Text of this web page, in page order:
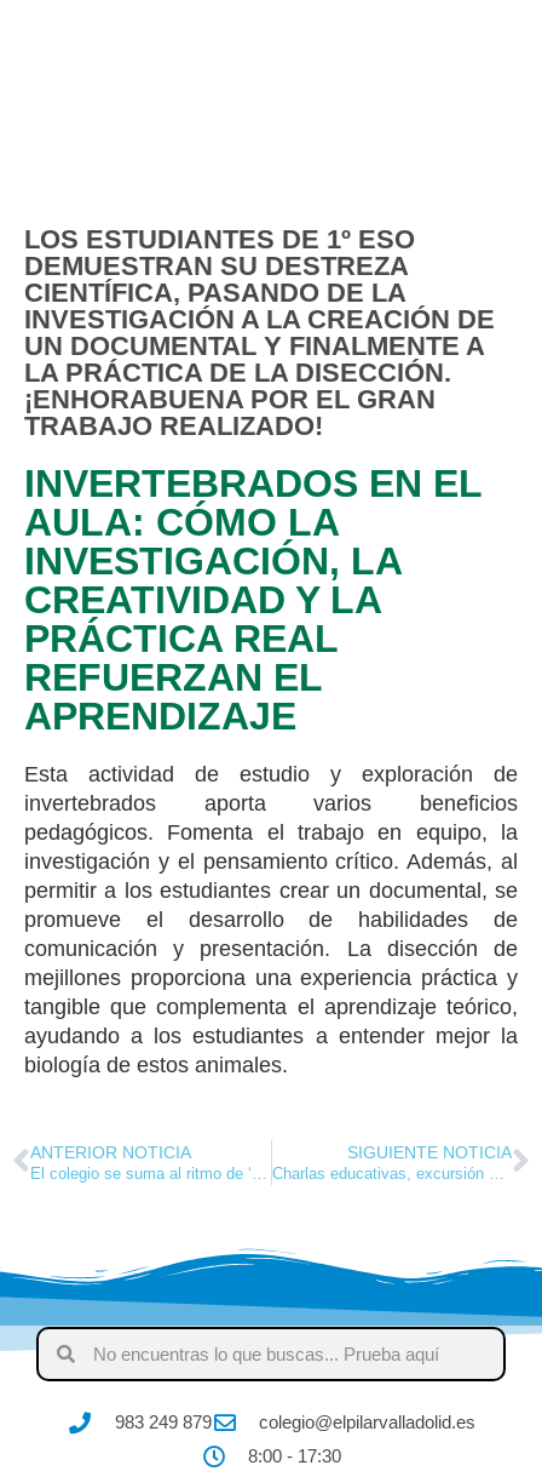
LOS ESTUDIANTES DE 1º ESO
DEMUESTRAN SU DESTREZA
CIENTÍFICA, PASANDO DE LA
INVESTIGACIÓN A LA CREACIÓN DE
UN DOCUMENTAL Y FINALMENTE A
LA PRÁCTICA DE LA DISECCIÓN.
¡ENHORABUENA POR EL GRAN
TRABAJO REALIZADO!
INVERTEBRADOS EN EL
AULA: CÓMO LA
INVESTIGACIÓN, LA
CREATIVIDAD Y LA
PRÁCTICA REAL
REFUERZAN EL
APRENDIZAJE
Esta actividad de estudio y exploración de
invertebrados aporta varios beneficios
pedagógicos. Fomenta el trabajo en equipo, la
investigación y el pensamiento crítico. Además, al
permitir a los estudiantes crear un documental, se
promueve el desarrollo de habilidades de
comunicación y presentación. La disección de
mejillones proporciona una experiencia práctica y
tangible que complementa el aprendizaje teórico,
ayudando a los estudiantes a entender mejor la
biología de estos animales.
ANTERIOR NOTICIA SIGUIENTE NOTICIA
983 249 879
colegio@elpilarvalladolid.es
8:00 - 17:30